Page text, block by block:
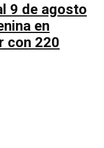
9 de agosto
en
con 220